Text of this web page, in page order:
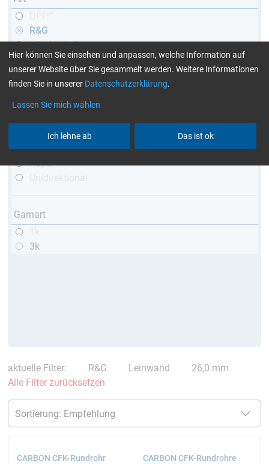
R&G
teleskopierbar
konisch
matt
hochglänzend
mit Gewinde
Leinwand
Köper
Garnart
3k
aktuelle Filter: R&G Leinwand
26,0 mm
Alle Filter zurücksetzen
CARBON CFK-Rundrohr
CARBON CFK-Rundrohre
Hier können Sie einsehen und anpassen, welche Information auf
unserer Website über Sie gesammelt werden. Weitere Informationen
finden Sie in unserer Datenschutzerklärung.
Lassen Sie mich wählen
Ich lehne ab Das ist ok